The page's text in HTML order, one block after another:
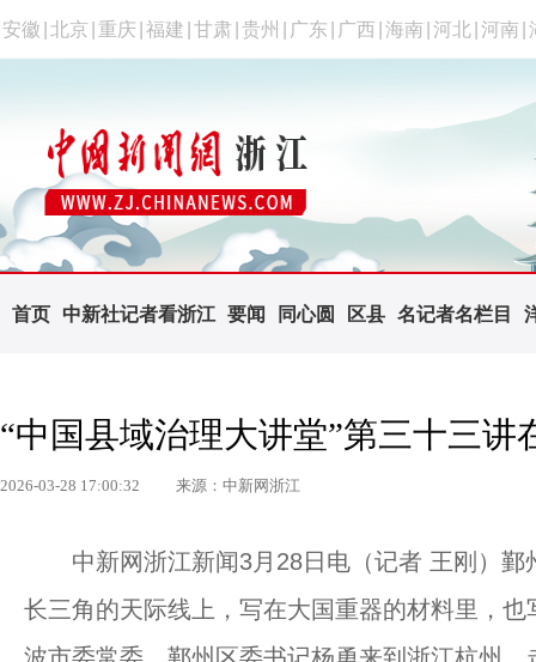
安徽 北京 重庆 福建 甘肃 贵州 广东 广西 海南 河北 河南
首页 中新社记者看浙江 要闻 同心圆 区县 名记者名栏目
“中国县域治理大讲堂”第三十三讲
2026-03-28 17:00:32 来源：中新网浙江
中新网浙江新闻3月28日电（记者 王刚）鄞
长三角的天际线上，写在大国重器的材料里，